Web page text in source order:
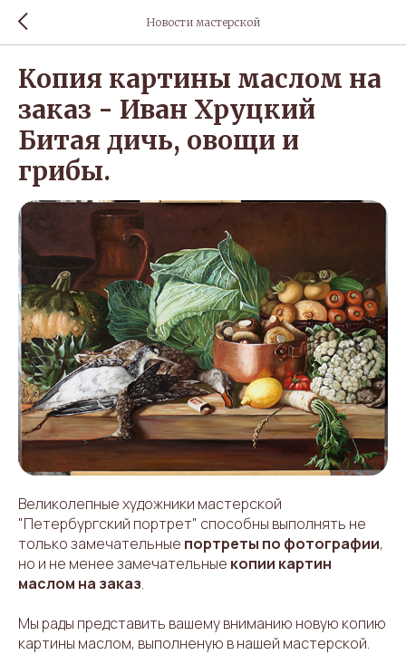
Новости мастерской
Копия картины маслом на
заказ - Иван Хруцкий
Битая дичь, овощи и
грибы.
Великолепные художники мастерской
"Петербургский портрет" способны выполнять не
только замечательные портреты по фотографии,
но и не менее замечательные копии картин
маслом на заказ.
Мы рады представить вашему вниманию новую копию
картины маслом, выполненую в нашей мастерской.